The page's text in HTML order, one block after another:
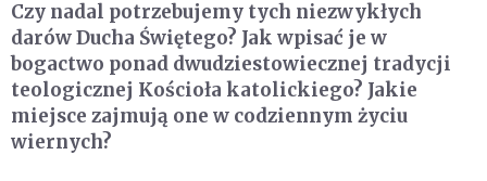
Czy nadal potrzebujemy tych niezwykłych
darów Ducha Świętego? Jak wpisać je w
bogactwo ponad dwudziestowiecznej tradycji
teologicznej Kościoła katolickiego? Jakie
miejsce zajmują one w codziennym życiu
wiernych?